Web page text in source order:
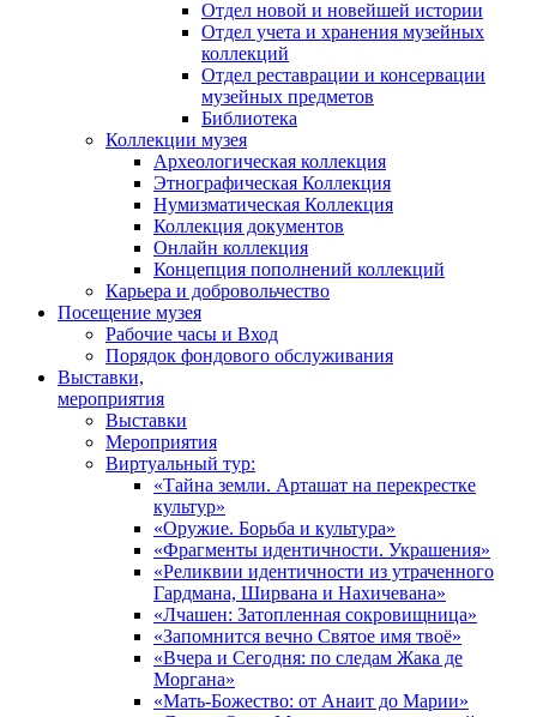
Отдел новой и новейшей истории
Отдел учета и хранения музейных
коллекций
Отдел реставрации и консервации
музейных предметов
Библиотека
Коллекции музея
Археологическая коллекция
Этнографическая Коллекция
Нумизматическая Коллекция
Коллекция документов
Онлайн коллекция
Концепция пополнений коллекций
Карьера и добровольчество
Посещение музея
Рабочие часы и Вход
Порядок фондового обслуживания
Выставки,
мероприятия
Выставки
Мероприятия
Виртуальный тур:
«Тайна земли. Арташат на перекрестке
культур»
«Оружие. Борьба и культура»
«Фрагменты идентичности. Украшения»
«Реликвии идентичности из утраченного
Гардмана, Ширвана и Нахичевана»
«Лчашен: Затопленная сокровищница»
«Запомнится вечно Святое имя твоё»
«Вчера и Сегодня: по следам Жака де
Моргана»
«Мать-Божество: от Анаит до Марии»